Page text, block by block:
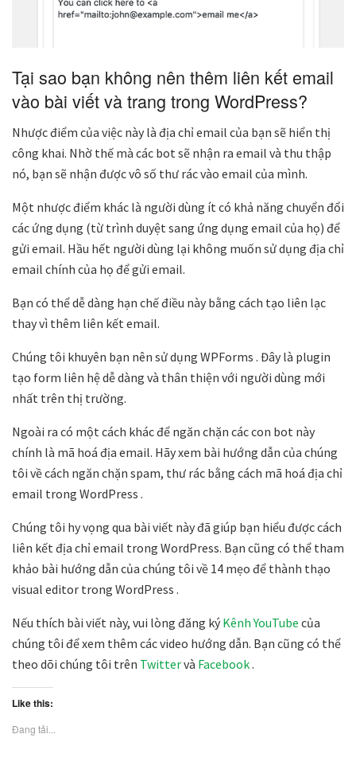
Tại sao bạn không nên thêm liên kết email
vào bài viết và trang trong WordPress?
Nhược điểm của việc này là địa chỉ email của bạn sẽ hiển thị
công khai. Nhờ thế mà các bot sẽ nhận ra email và thu thập
nó, bạn sẽ nhận được vô số thư rác vào email của mình.
Một nhược điểm khác là người dùng ít có khả năng chuyển đổi
các ứng dụng (từ trình duyệt sang ứng dụng email của họ) để
gửi email. Hầu hết người dùng lại không muốn sử dụng địa chỉ
email chính của họ để gửi email.
Bạn có thể dễ dàng hạn chế điều này bằng cách tạo liên lạc
thay vì thêm liên kết email.
Chúng tôi khuyên bạn nên sử dụng WPForms . Đây là plugin
tạo form liên hệ dễ dàng và thân thiện với người dùng mới
nhất trên thị trường.
Ngoài ra có một cách khác để ngăn chặn các con bot này
chính là mã hoá địa email. Hãy xem bài hướng dẫn của chúng
tôi về cách ngăn chặn spam, thư rác bằng cách mã hoá địa chỉ
email trong WordPress .
Chúng tôi hy vọng qua bài viết này đã giúp bạn hiểu được cách
liên kết địa chỉ email trong WordPress. Bạn cũng có thể tham
khảo bài hướng dẫn của chúng tôi về 14 mẹo để thành thạo
visual editor trong WordPress .
Nếu thích bài viết này, vui lòng đăng ký Kênh YouTube của
chúng tôi để xem thêm các video hướng dẫn. Bạn cũng có thể
theo dõi chúng tôi trên Twittervà Facebook.
Like this:
Đang tải...